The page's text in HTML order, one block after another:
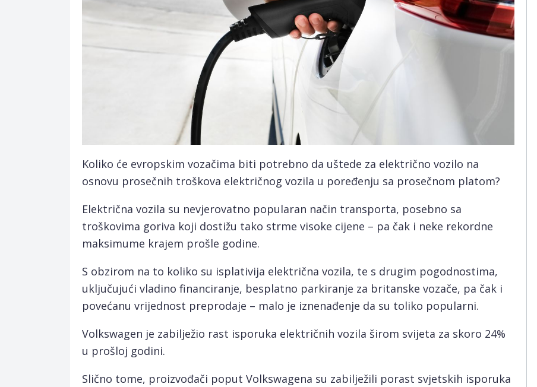
Koliko će evropskim vozačima biti potrebno da uštede za električno vozilo na
osnovu prosečnih troškova električnog vozila u poređenju sa prosečnom platom?
Električna vozila su nevjerovatno popularan način transporta, posebno sa
troškovima goriva koji dostižu tako strme visoke cijene – pa čak i neke rekordne
maksimume krajem prošle godine.
S obzirom na to koliko su isplativija električna vozila, te s drugim pogodnostima,
uključujući vladino financiranje, besplatno parkiranje za britanske vozače, pa čak i
povećanu vrijednost preprodaje – malo je iznenađenje da su toliko popularni.
Volkswagen je zabilježio rast isporuka električnih vozila širom svijeta za skoro 24%
u prošloj godini.
Slično tome, proizvođači poput Volkswagena su zabilježili porast svjetskih isporuka